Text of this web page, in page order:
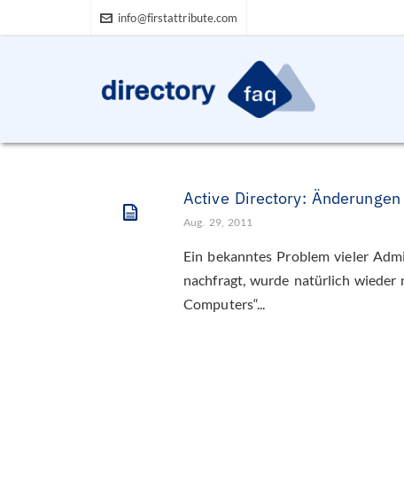
info@firstattribute.com
Active Directory:
Aug. 29, 2011
Ein bekanntes Problem vieler
nachfragt, wurde natürlich
Computers“...